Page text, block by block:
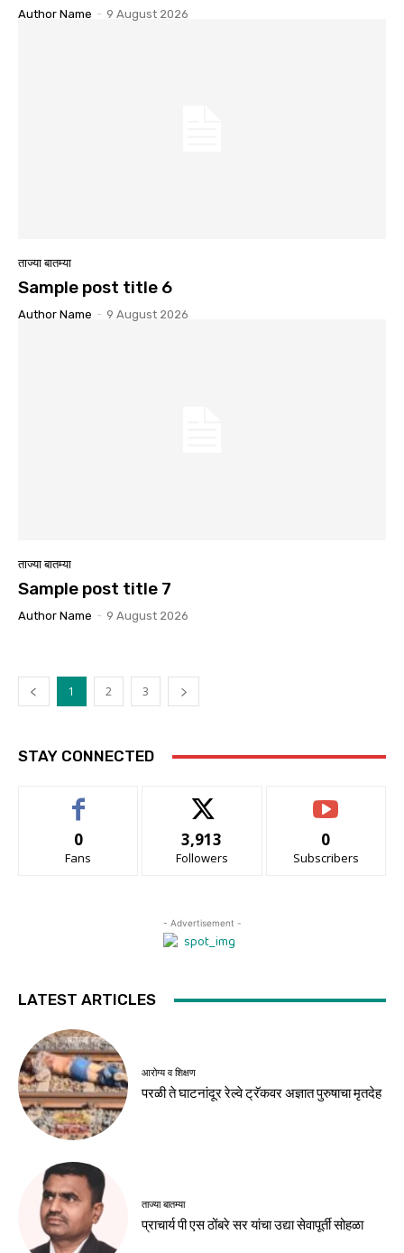
Author Name - 9 August 2026
ताज्या बातम्या
Sample post title 6
Author Name - 9 August 2026
ताज्या बातम्या
Sample post title 7
Author Name - 9 August 2026
1 2 3
STAY CONNECTED
0
Fans
3,913
Followers
0
Subscribers
- Advertisement -
LATEST ARTICLES
आरोग्य व शिक्षण
परळी ते घाटनांदूर रेल्वे ट्रॅकवर अज्ञात पुरुषाचा मृतदेह
ताज्या बातम्या
प्राचार्य पी एस ठोंबरे सर यांचा उद्या सेवापूर्ती सोहळा